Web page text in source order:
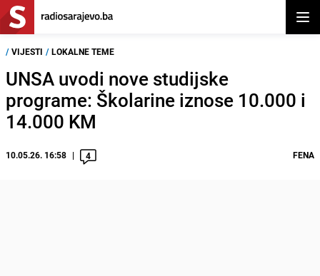
/ VIJESTI / LOKALNE TEME
UNSA uvodi nove studijske
programe: Školarine iznose 10.000 i
14.000 KM
10.05.26. 16:58 4 FENA